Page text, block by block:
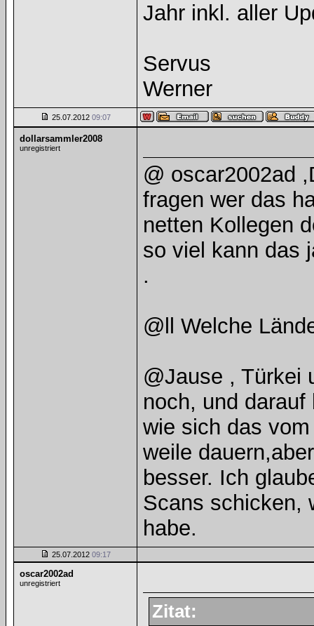
Jahr inkl. aller
Servus
Werner
25.07.2012 09:07
dollarsammler2008
unregistriert
@ oscar2002ad
fragen wer das
netten Kollegen
so viel kann das
.
@ll Welche
@Jause , Türkei
noch, und
wie sich das
weile
besser. Ich
Scans schicken,
habe.
25.07.2012 09:17
oscar2002ad
unregistriert
Zitat: